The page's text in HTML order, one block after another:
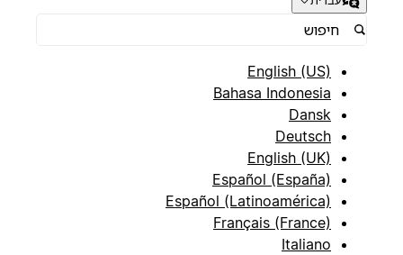
English (US)
Bahasa Indonesia
Dansk
Deutsch
English (UK)
Español (España)
Español (Latinoamérica)
Français (France)
Italiano